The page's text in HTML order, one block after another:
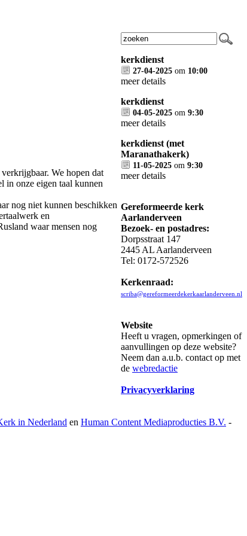
We hopen dat
in onze eigen taal kunnen
nog niet kunnen beschikken
en
waar mensen nog
kerkdienst
27-04-2025 om 10:00
meer details
kerkdienst
04-05-2025 om 9:30
meer details
kerkdienst (met
Maranathakerk)
11-05-2025 om 9:30
meer details
Gereformeerde kerk
Aarlanderveen
Bezoek- en postadres:
Dorpsstraat 147
2445 AL Aarlanderveen
Tel: 0172-572526
Kerkenraad:
scriba@gereformeerdekerkaarlanderveen.nl
Website
Heeft u vragen, opmerkingen of
aanvullingen op deze website?
Neem dan a.u.b. contact op met
de webredactie
Privacyverklaring
in Nederland en Human Content Mediaproducties B.V. -